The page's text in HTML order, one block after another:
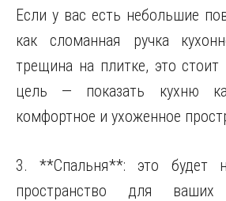
Если у вас есть небольшие
как сломанная ручка
трещина на плитке, это
цель — показать кухню
комфортное и ухоженное
3. **Спальня**: это будет
пространство для ваших